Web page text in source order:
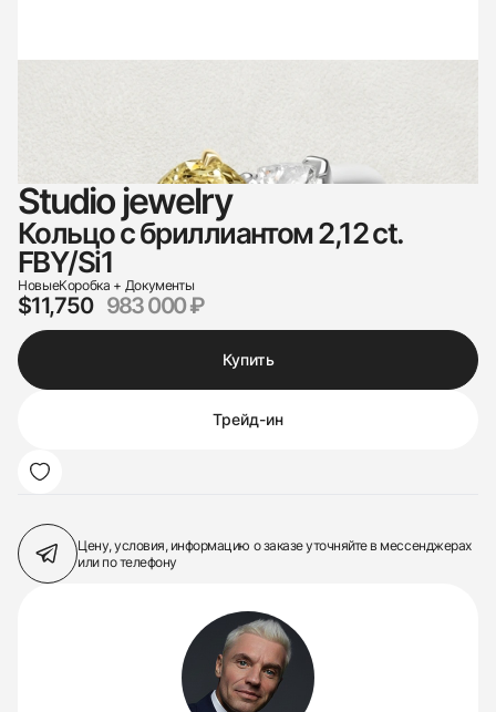
Studio jewelry
Кольцо с бриллиантом 2,12 ct.
FBY/Si1
НовыеКоробка + Документы
$11,750 983 000 ₽
Купить
Трейд-ин
Цену, условия, информацию о заказеуточняйте в мессенджерах
или по телефону